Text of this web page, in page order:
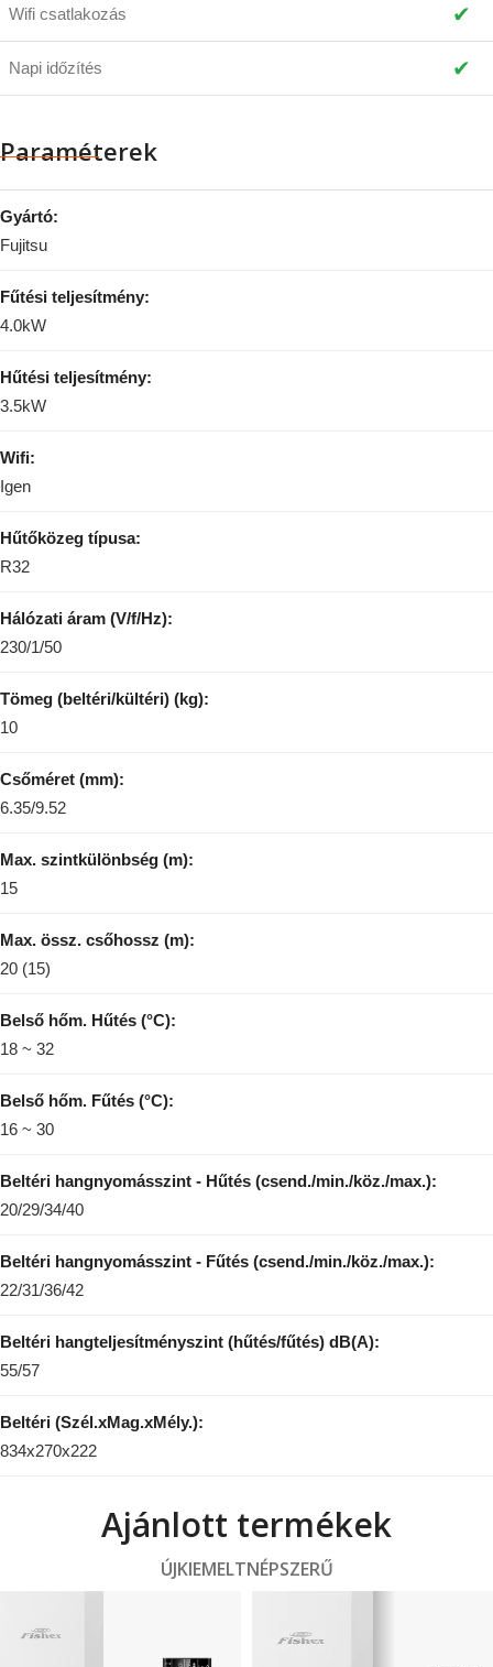
Wifi csatlakozás ✔
Napi időzítés ✔
Paraméterek
Gyártó:
Fujitsu
Fűtési teljesítmény:
4.0kW
Hűtési teljesítmény:
3.5kW
Wifi:
Igen
Hűtőközeg típusa:
R32
Hálózati áram (V/f/Hz):
230/1/50
Tömeg (beltéri/kültéri) (kg):
10
Csőméret (mm):
6.35/9.52
Max. szintkülönbség (m):
15
Max. össz. csőhossz (m):
20 (15)
Belső hőm. Hűtés (°C):
18 ~ 32
Belső hőm. Fűtés (°C):
16 ~ 30
Beltéri hangnyomásszint - Hűtés (csend./min./köz./max.):
20/29/34/40
Beltéri hangnyomásszint - Fűtés (csend./min./köz./max.):
22/31/36/42
Beltéri hangteljesítményszint (hűtés/fűtés) dB(A):
55/57
Beltéri (Szél.xMag.xMély.):
834x270x222
Ajánlott termékek
ÚJKIEMELTNÉPSZERŰ